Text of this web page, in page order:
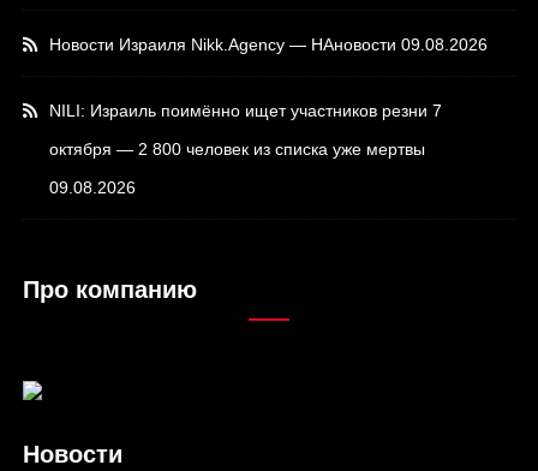
Новости Израиля Nikk.Agency — НАновости 09.08.2026
NILI: Израиль поимённо ищет участников резни 7
октября — 2 800 человек из списка уже мертвы
09.08.2026
Про компанию
Новости